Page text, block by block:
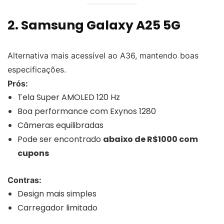
2. Samsung Galaxy A25 5G
Alternativa mais acessível ao A36, mantendo boas
especificações.
Prós:
Tela Super AMOLED 120 Hz
Boa performance com Exynos 1280
Câmeras equilibradas
Pode ser encontrado abaixo de R$1000 com
cupons
Contras:
Design mais simples
Carregador limitado